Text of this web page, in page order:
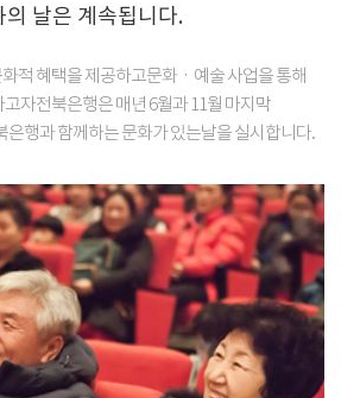
의 날은 계속됩니다.
적 혜택을 제공하고문화ㆍ예술 사업을 통해
고자전북은행은 매년 6월과 11월 마지막
은행과 함께하는 문화가 있는날을 실시합니다.